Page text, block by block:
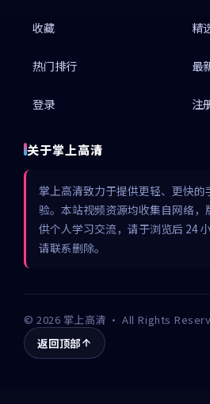
收藏 精
热门排行 最
登录 注
关于掌上高清
掌上高清致力于提供更轻、更快的
验。本站视频资源均收集自网络
供个人学习交流，请于浏览后 24
请联系删除。
©2026 掌上高清 · All Rights
返回顶部